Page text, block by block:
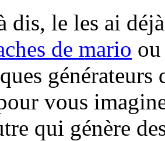
dis, le les ai
de mario
vous
qui génère